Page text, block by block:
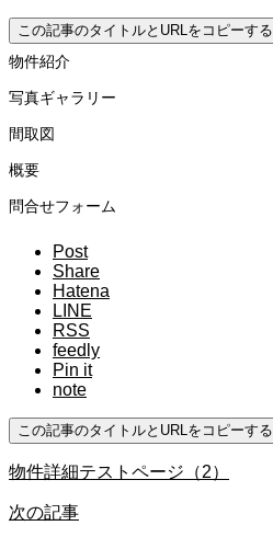
この記事のタイトルとURLをコピーする
物件紹介
写真ギャラリー
間取図
概要
問合せフォーム
Post
Share
Hatena
LINE
RSS
feedly
Pin it
note
この記事のタイトルとURLをコピーする
物件詳細テストページ（2）
次の記事